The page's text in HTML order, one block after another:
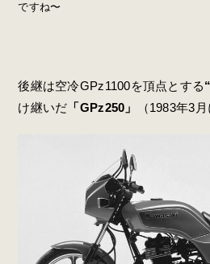
ですね〜
後継は空冷GPz1100を頂点とする
け継いだ 「GPz250」 （1983年3